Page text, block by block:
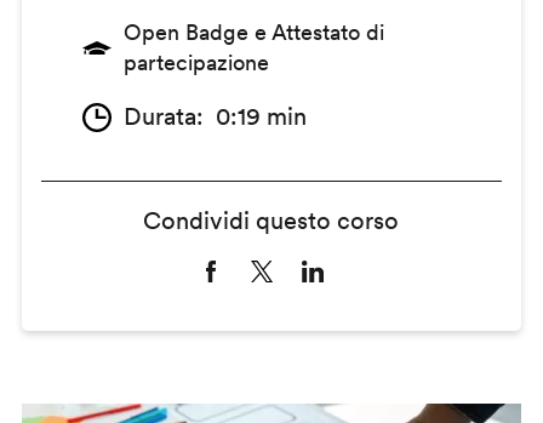
Open Badge e Attestato di
partecipazione
Durata 0:19 min
Condividi questo corso